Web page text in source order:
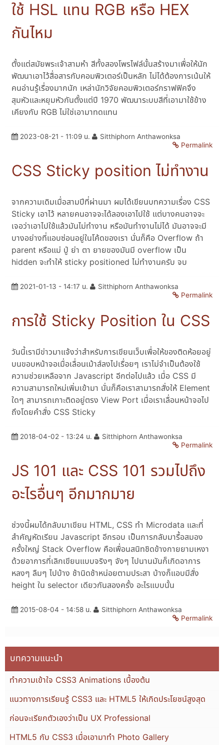
ใช้ HSL แทน RGB หรือ HEX
กันไหม
ตั้งแต่สมัยพระเจ้าสามหำ สีทั้งสองโพรไฟล์นั้นสร้างมาเพื่อให้นัก
พัฒนาเอาไว้สื่อสารกับคอมพิวเตอร์เป็นหลัก ไม่ได้ต้องการเน้นให้
คนอ่านรู้เรื่องมากนัก เหล่านักวิจัยคอมพิวเตอร์กราฟฟิคจึง
สุมหัวและหยุมหัวกันตั้งแต่ปี 1970 พัฒนาระบบสีที่เอามาใช้ข้าง
เคียงกับ RGB ไม่ใช่เอามาทดแทน
2023-08-21 - 11:09 น.
Sitthiphorn Anthawonksa
Permalink
CSS Sticky position ไม่ทำงาน
จากความเดิมเมื่อสามปีที่ผ่านมา ผมได้เขียนบทความเรื่อง CSS
Sticky เอาไว้ หลายคนอาจจะได้ลองเอาไปใช้ แต่บางคนอาจจะ
เจอว่าเอาไปใช้แล้วมันไม่ทำงาน หรือมันทำงานไม่ได้ มันอาจจะมี
บางอย่างที่แอบซ่อนอยู่ในโค้ดของเรา นั่นก็คือ Overflow ถ้า
parent หรือแม่ ปู่ ย่า ตา ยายของมันมี overflow เป็น
hidden จะทำให้ sticky positioned ไม่ทำงานครับ จบ
2021-01-13 - 14:17 น.
Sitthiphorn Anthawonksa
Permalink
การใช้ Sticky Position ใน CSS
วันนี้เรามีข่าวมาแจ้งว่าสำหรับการเขียนเว็บเพื่อให้ของติดห้อยอยู่
บนขอบหน้าจอเมื่อเลื่อนเม้าส์ลงไปเรื่อยๆ เราไม่จำเป็นต้องใช้
ความช่วยเหลือจาก Javascript อีกต่อไปแล้ว เมื่อ CSS มี
ความสามารถใหม่เพิ่มเข้ามา นั่นก็คือเราสามารถสั่งให้ Element
ใดๆ สามารถเกาะติดอยู่ตรง View Port เมื่อเราเลื่อนหน้าจอไป
ถึงโดยคำสั่ง CSS Sticky
2018-04-02 - 13:24 น.
Sitthiphorn Anthawonksa
Permalink
JS 101 และ CSS 101 รวมไปถึง
อะไรอื่นๆ อีกมากมาย
ช่วงนี้ผมได้กลับมาเขียน HTML, CSS ทำ Microdata และที่
สำคัญหัดเรียน Javascript อีกรอบ เป็นการกลับมารื้อสมอง
ครั้งใหญ่ Stack Overflow คือเพื่อนสนิทชิดข้างกายยามเหงา
ด้วยอาการที่เลิกเขียนแบบจริงๆ จังๆ ไปนานมันก็เกิดอาการ
หลงๆ ลืมๆ ไปบ้าง ช้านิดช้าหน่อยตามประสา บ้างก็แอบมีสั่ง
height ใน selector เดียวกันสองครั้ง อะไรแบบนั้น
2015-08-04 - 14:58 น.
Sitthiphorn Anthawonksa
Permalink
บทความแนะนำ
ทำความเข้าใจ CSS3 Animations เบื้องต้น
แนวทางการเรียนรู้ CSS3 และ HTML5 ให้เกิดประโยชน์สูงสุด
ก่อนจะเรียกตัวเองว่าเป็น UX Professional
HTML5 กับ CSS3 เมื่อเอามาทำ Photo Gallery